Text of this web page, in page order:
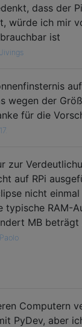
dass der
würde ich mir
ist
Jivings
wegen der
für die
17.
zur
auf RPi
nicht
typische RAM-
MB beträgt
Paolo
Computern
PyDev, aber